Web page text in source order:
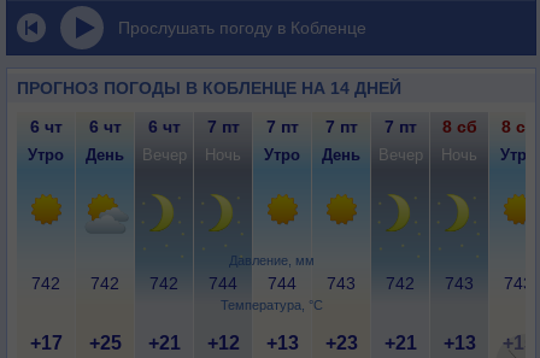
Прослушать погоду в Кобленце
ПРОГНОЗ ПОГОДЫ В КОБЛЕНЦЕ НА 14 ДНЕЙ
Давление, мм
Температура, °C
6 чт 6 чт 6 чт 7 пт 7 пт 7 пт 7 пт 8 сб 8 сб
Утро День Вечер Ночь Утро День Вечер Ночь Утро
742 742 742 744 744 743 742 743 743
+17 +25 +21 +12 +13 +23 +21 +13 +15